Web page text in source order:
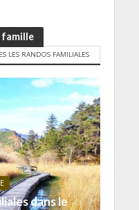
famille
LES RANDOS FAMILIALES
dans le